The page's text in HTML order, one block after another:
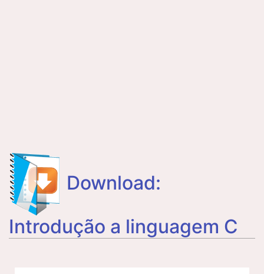
Download:
Introdução a linguagem C